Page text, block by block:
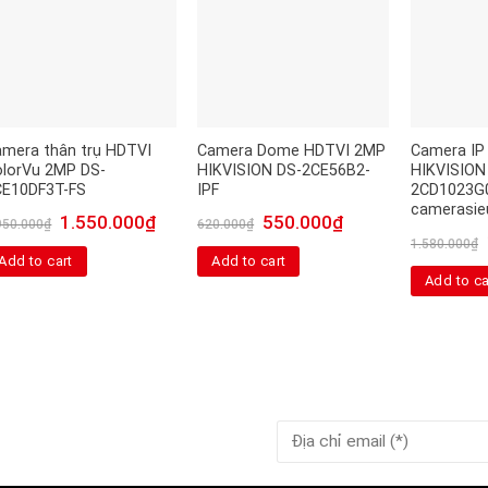
thân trụ HDTVI
2MP DS-
FS
₫ 1.550.000₫
to cart
Camera Dome HDTVI 2MP
HIKVISION DS-2CE56B2-
IPF
620.000₫ 550.000₫
Add to cart
Camera IP
1.580.000₫
Add to